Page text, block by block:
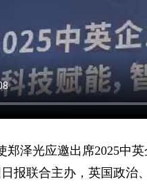
郑泽光应邀出席2025中
报联合主办，英国政